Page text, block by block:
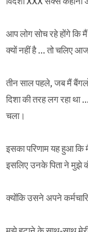
आप लोग सोच रहे होंगे कि
क्यों नहीं है ... तो चलिए
तीन साल पहले, जब मैं
दिशा की तरह लग रहा था
चला।
इसका परिणाम यह हुआ कि
इसलिए उनके पिता ने मुझे
क्योंकि उसने अपने